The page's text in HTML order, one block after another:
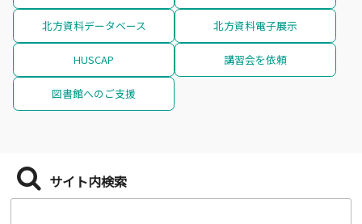
北方資料データベース 北方資料電子展示
HUSCAP 講習会を依頼
図書館へのご支援
サイト内検索